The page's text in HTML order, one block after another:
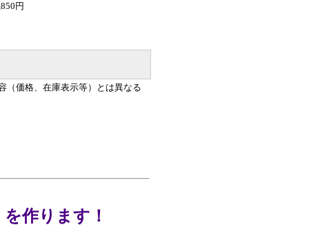
円
（価格、在庫表示等）とは異なる
作ります！